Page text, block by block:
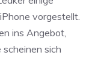
vorgestellt.
ins Angebot,
scheinen sich